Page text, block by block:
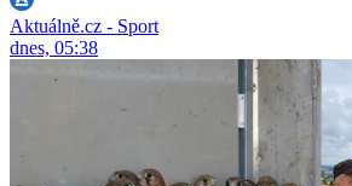
Aktuálně.cz - Sport
dnes, 05:38